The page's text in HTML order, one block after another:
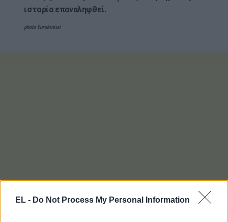
EL - Do Not Process My Personal Information
ιστορία επαναληφθεί.
photo Eurokinissi